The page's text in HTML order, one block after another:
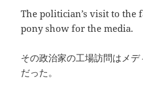
The politician’s visit to the
pony show for the media.
その政治家の工場訪問はメ
だった。